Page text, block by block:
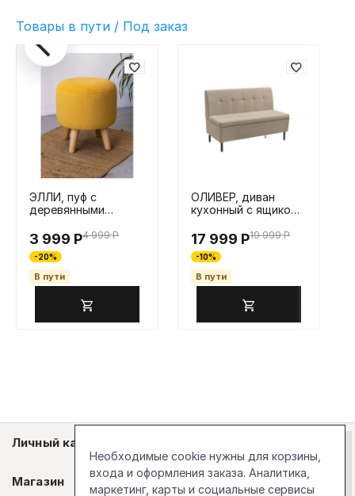
Товары в пути / Под заказ
ЭЛЛИ, пуф с
деревянными
велюр, желтый
3 999 Р4 999 Р
-20%
В пути
ОЛИВЕР, диван
кухонный с ящиком,
велюр, бежевый
17 999 Р19 999 Р
-10%
В пути
Личный кабинет
Магазин
Необходимые cookie нужны для корзины,
входа и оформления заказа. Аналитика,
маркетинг, карты и социальные сервисы